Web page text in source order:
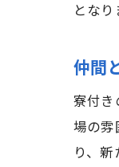
となり
仲間
寮付
場の
り、